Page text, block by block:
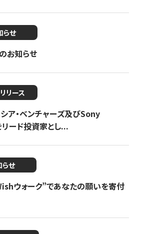
らせ
お知らせ
リース
ア・ベンチャーズ及びSony
ード投資家とし...
らせ
ウォーク”であなたの願いを寄付